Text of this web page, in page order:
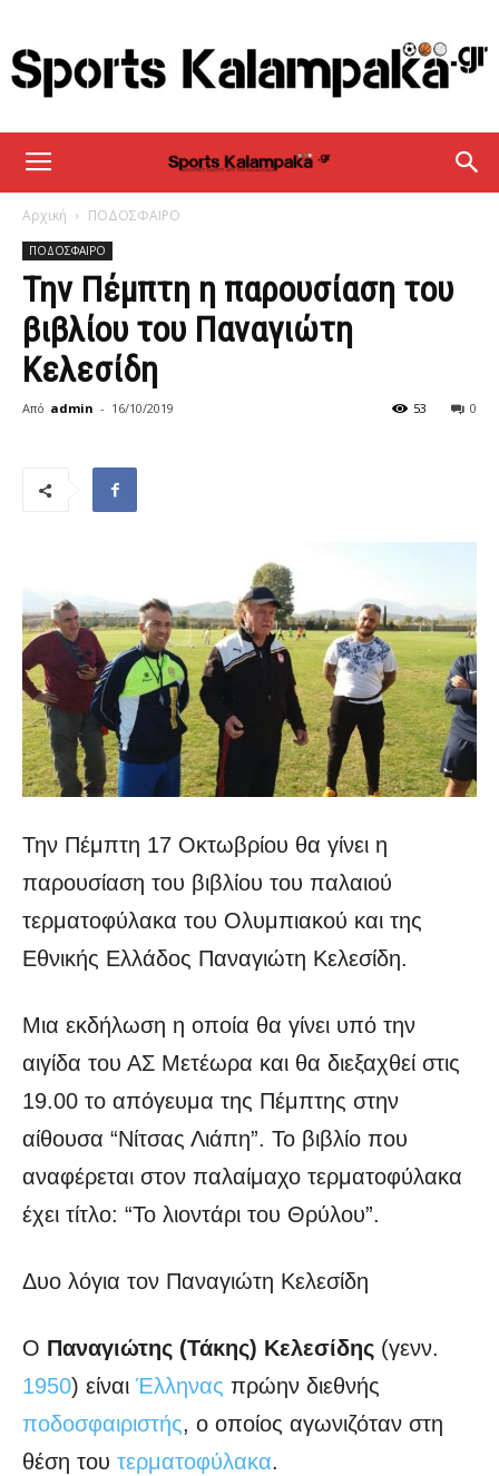
sportskalampaka
Αρχική ΠΟΔΟΣΦΑΙΡΟ
ΠΟΔΟΣΦΑΙΡΟ
Την Πέμπτη η παρουσίαση του
βιβλίου του Παναγιώτη
Κελεσίδη
Από admin - 16/10/2019 0
53
Την Πέμπτη 17 Οκτωβρίου θα γίνει η
παρουσίαση του βιβλίου του παλαιού
τερματοφύλακα του Ολυμπιακού και της
Εθνικής Ελλάδος Παναγιώτη Κελεσίδη.
Μια εκδήλωση η οποία θα γίνει υπό την
αιγίδα του ΑΣ Μετέωρα και θα διεξαχθεί στις
19.00 το απόγευμα της Πέμπτης στην
αίθουσα “Νίτσας Λιάπη”. Το βιβλίο που
αναφέρεται στον παλαίμαχο τερματοφύλακα
έχει τίτλο: “Το λιοντάρι του Θρύλου”.
Δυο λόγια τον Παναγιώτη Κελεσίδη
Ο Παναγιώτης (Τάκης) Κελεσίδης (γενν.
1950) είναι Έλληνας πρώην διεθνής
ποδοσφαιριστής, ο οποίος αγωνιζόταν στη
θέση του τερματοφύλακα.